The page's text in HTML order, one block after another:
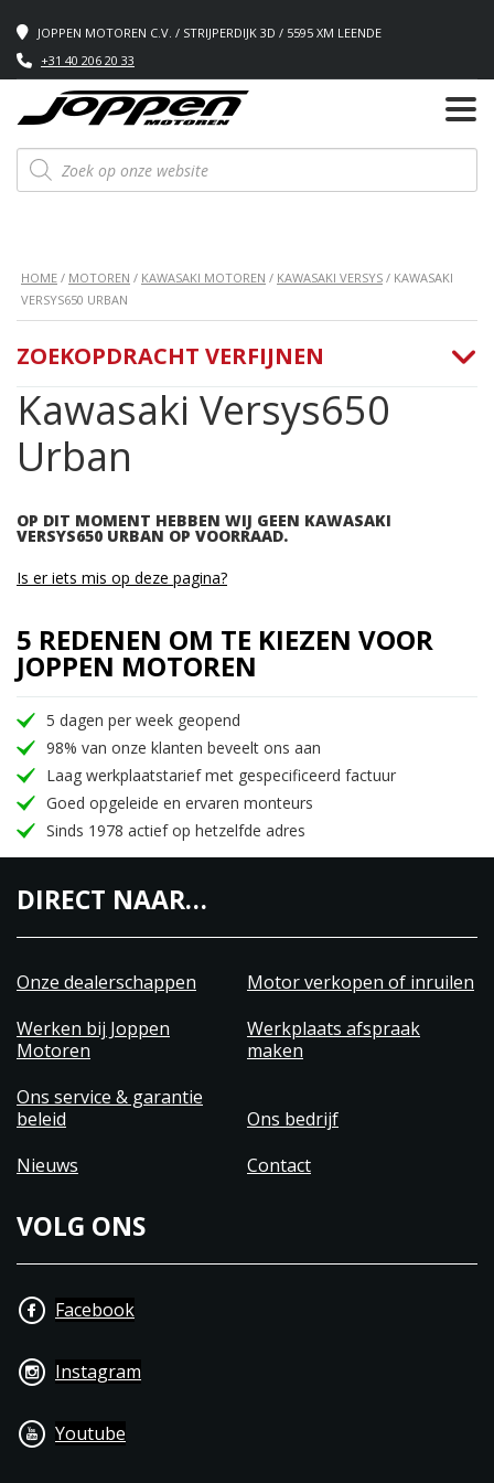
JOPPEN MOTOREN C.V. / STRIJPERDIJK 3D / 5595 XM LEENDE
+31 40 206 20 33
Producten
zoeken
HOME / MOTOREN / KAWASAKI MOTOREN / KAWASAKI VERSYS / KAWASAKI
VERSYS650 URBAN
Kawasaki Versys650
Urban
OP DIT MOMENT HEBBEN WIJ GEEN KAWASAKI
VERSYS650 URBAN OP VOORRAAD.
ZOEKOPDRACHT VERFIJNEN
Is er iets mis op deze pagina?
5 REDENEN OM TE KIEZEN VOOR
JOPPEN MOTOREN
5 dagen per week geopend
98% van onze klanten beveelt ons aan
Laag werkplaatstarief met gespecificeerd factuur
Goed opgeleide en ervaren monteurs
Sinds 1978 actief op hetzelfde adres
DIRECT NAAR…
Onze dealerschappen
Motor verkopen of inruilen
Werken bij Joppen
Motoren
Werkplaats afspraak
maken
Ons service & garantie
beleid
Ons bedrijf
Nieuws
Contact
VOLG ONS
Facebook
Instagram
Youtube